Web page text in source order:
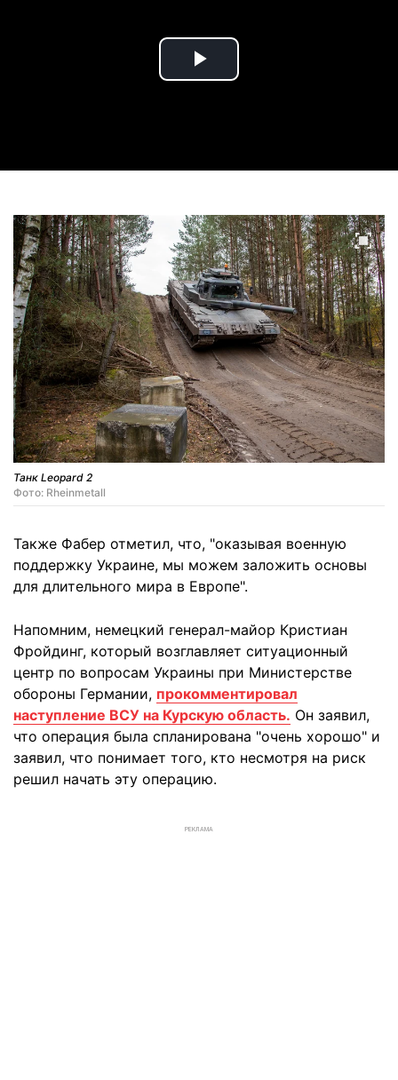
Play
Танк Leopard 2
Фото: Rheinmetall
Также Фабер отметил, что, "оказывая военную
поддержку Украине, мы можем заложить основы
для длительного мира в Европе".
Напомним, немецкий генерал-майор Кристиан
Фройдинг, который возглавляет ситуационный
центр по вопросам Украины при Министерстве
обороны Германии, прокомментировал
наступление ВСУ на Курскую область. Он заявил,
что операция была спланирована "очень хорошо" и
заявил, что понимает того, кто несмотря на риск
решил начать эту операцию.
РЕКЛАМА